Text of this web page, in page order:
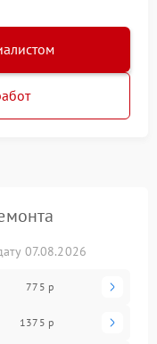
07.08.2026
775 р
1375 р